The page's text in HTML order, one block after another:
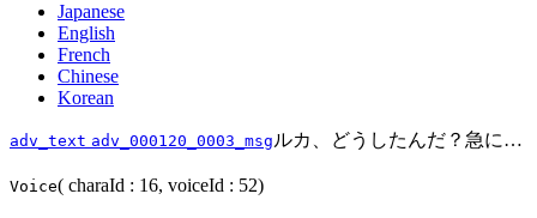
Japanese
English
French
Chinese
Korean
adv_text adv_000120_0003_msgルカ、どうしたんだ？急に…
Voice( charaId : 16, voiceId : 52)